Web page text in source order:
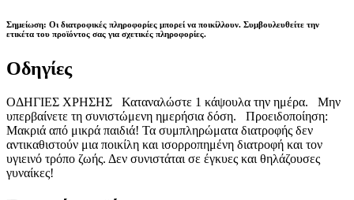
Σημείωση: Οι διατροφικές πληροφορίες μπορεί να ποικίλλουν. Συμβουλευθείτε την
ετικέτα του προϊόντος σας για σχετικές πληροφορίες.
Οδηγίες
ΟΔΗΓΙΕΣ ΧΡΗΣΗΣ Καταναλώστε 1 κάψουλα την ημέρα. Μην
υπερβαίνετε τη συνιστώμενη ημερήσια δόση. Προειδοποίηση:
Μακριά από μικρά παιδιά! Τα συμπληρώματα διατροφής δεν
αντικαθιστούν μια ποικίλη και ισορροπημένη διατροφή και τον
υγιεινό τρόπο ζωής. Δεν συνιστάται σε έγκυες και θηλάζουσες
γυναίκες!